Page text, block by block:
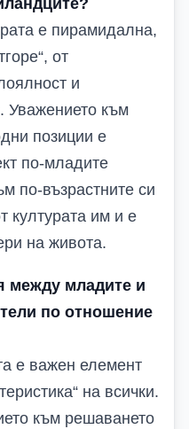
е пирамидална,
от
и
Уважението към
позиции е
по-младите
по-възрастните си
културата им и е
на живота.
между младите и
по отношение
е важен елемент
на всички.
към решаването